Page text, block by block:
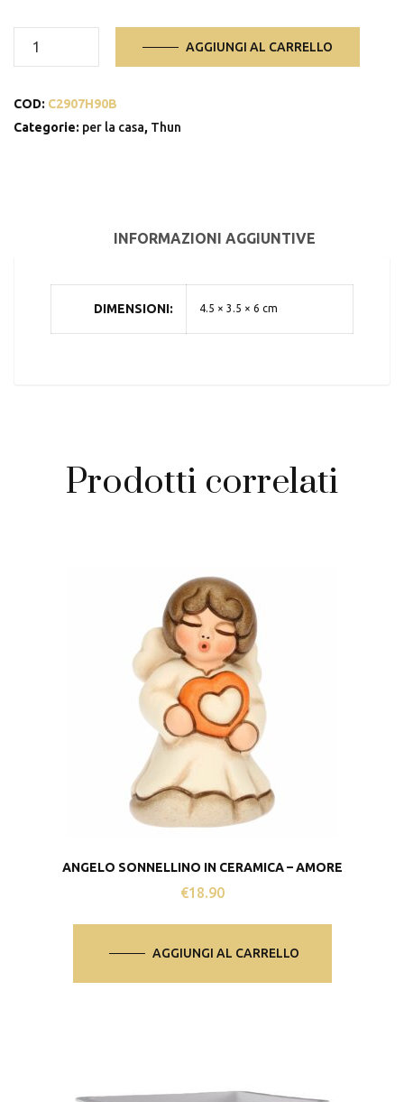
Vasetto
con
quadrifogli
AGGIUNGI AL CARRELLO
COD: C2907H90B
Categorie: per la casa, Thun
INFORMAZIONI AGGIUNTIVE
DIMENSIONI 4.5 × 3.5 × 6 cm
Prodotti correlati
ANGELO SONNELLINO IN CERAMICA – AMORE
€18.90
AGGIUNGI AL CARRELLO